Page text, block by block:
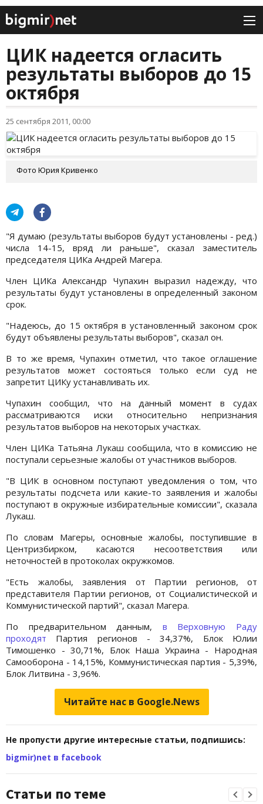
ЦИК надеется огласить
результаты выборов до 15
октября
25 сентября 2011, 00:00
Фото Юрия Кривенко
"Я думаю (результаты выборов будут установлены - ред.)
числа 14-15, вряд ли раньше", сказал заместитель
председателя ЦИКа Андрей Магера.
Член ЦИКа Александр Чупахин выразил надежду, что
результаты будут установлены в определенный законом
срок.
"Надеюсь, до 15 октября в установленный законом срок
будут объявлены результаты выборов", сказал он.
В то же время, Чупахин отметил, что такое оглашение
результатов может состояться только если суд не
запретит ЦИКу устанавливать их.
Чупахин сообщил, что на данный момент в судах
рассматриваются иски относительно непризнания
результатов выборов на некоторых участках.
Член ЦИКа Татьяна Лукаш сообщила, что в комиссию не
поступали серьезные жалобы от участников выборов.
"В ЦИК в основном поступают уведомления о том, что
результаты подсчета или какие-то заявления и жалобы
поступают в окружные избирательные комиссии", сказала
Лукаш.
По словам Магеры, основные жалобы, поступившие в
Центризбирком, касаются несоответствия или
неточностей в протоколах окружкомов.
"Есть жалобы, заявления от Партии регионов, от
представителя Партии регионов, от Социалистической и
Коммунистической партий", сказал Магера.
По предварительном данным, в Верховную Раду
проходят Партия регионов - 34,37%, Блок Юлии
Тимошенко - 30,71%, Блок Наша Украина - Народная
Самооборона - 14,15%, Коммунистическая партия - 5,39%,
Блок Литвина - 3,96%.
Читайте нас в Google.News
Не пропусти другие интересные статьи, подпишись:
bigmir)net в facebook
Статьи по теме